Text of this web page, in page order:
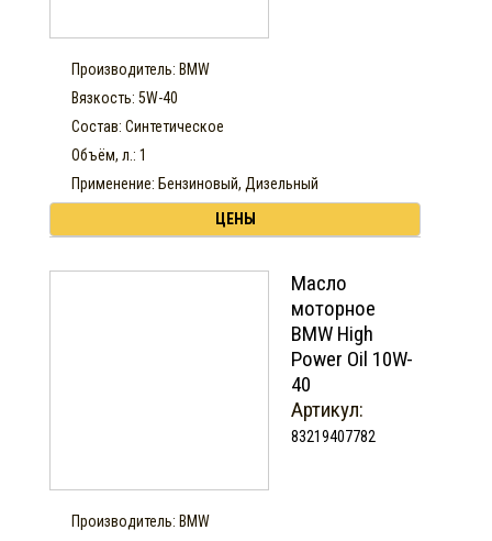
Производитель: BMW
Вязкость: 5W-40
Состав: Синтетическое
Объём, л.: 1
Применение: Бензиновый, Дизельный
ЦЕНЫ
Масло
моторное
BMW High
Power Oil 10W-
40
Артикул:
83219407782
Производитель: BMW